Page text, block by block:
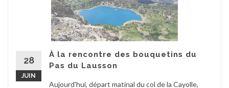
28
JUIN
À la rencontre des bouquetins du
Pas du Lausson
Aujourd'hui, départ matinal du col de la Cayolle,